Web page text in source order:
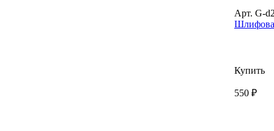
Арт. G-
Купить
550 ₽